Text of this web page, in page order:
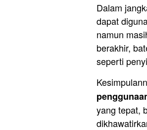
Dalam
dapat
namun
berakhir,
seperti
yang tepat,